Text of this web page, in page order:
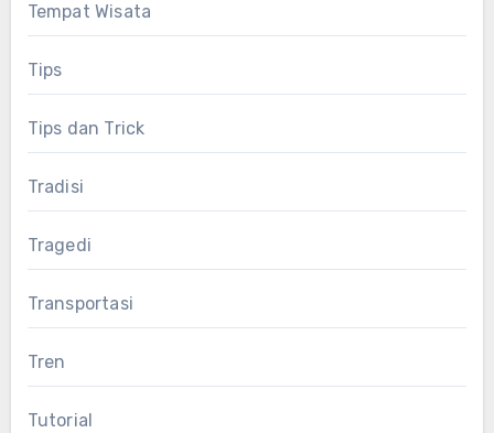
Tempat Wisata
Tips
Tips dan Trick
Tradisi
Tragedi
Transportasi
Tren
Tutorial